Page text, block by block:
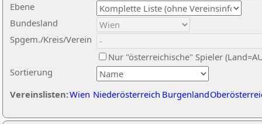
Ebene
Sortierung
Bundesland
Spgem./Kreis/Verein
Nur "österreichische" Spieler
Vereinslisten:Wien Niederösterreich Burgenland